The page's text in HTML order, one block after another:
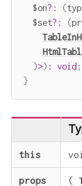
  $on
? : (
  $set
? : (
)>) : void;
}
this
props (